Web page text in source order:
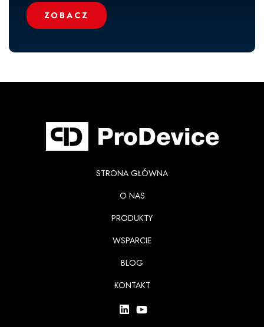
ZOBACZ
STRONA GŁÓWNA
O NAS
PRODUKTY
WSPARCIE
BLOG
KONTAKT